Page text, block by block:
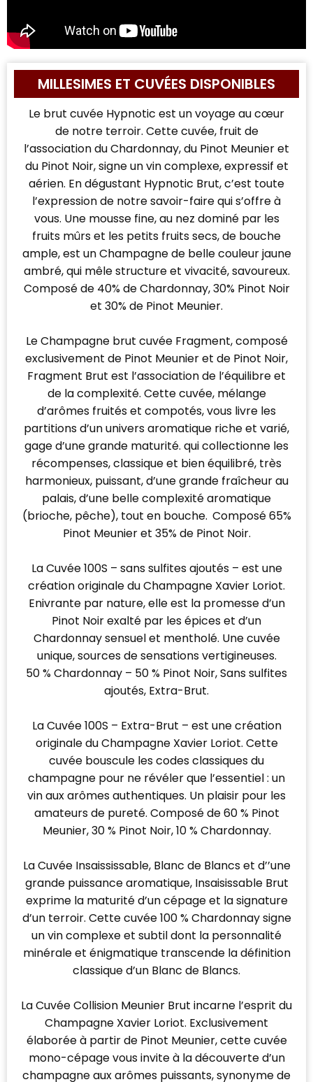
MILLESIMES ET CUVÉES DISPONIBLES
Le brut cuvée Hypnotic est un voyage au cœur
de notre terroir. Cette cuvée, fruit de
l’association du Chardonnay, du Pinot Meunier et
du Pinot Noir, signe un vin complexe, expressif et
aérien. En dégustant Hypnotic Brut, c’est toute
l’expression de notre savoir-faire qui s’offre à
vous. Une mousse fine, au nez dominé par les
fruits mûrs et les petits fruits secs, de bouche
ample, est un Champagne de belle couleur jaune
ambré, qui mêle structure et vivacité, savoureux.
Composé de 40% de Chardonnay, 30% Pinot Noir
et 30% de Pinot Meunier.
Le Champagne brut cuvée Fragment, composé
exclusivement de Pinot Meunier et de Pinot Noir,
Fragment Brut est l’association de l’équilibre et
de la complexité. Cette cuvée, mélange
d’arômes fruités et compotés, vous livre les
partitions d’un univers aromatique riche et varié,
gage d’une grande maturité. qui collectionne les
récompenses, classique et bien équilibré, très
harmonieux, puissant, d’une grande fraîcheur au
palais, d’une belle complexité aromatique
(brioche, pêche), tout en bouche. Composé 65%
Pinot Meunier et 35% de Pinot Noir.
La Cuvée 100S – sans sulfites ajoutés – est une
création originale du Champagne Xavier Loriot.
Enivrante par nature, elle est la promesse d’un
Pinot Noir exalté par les épices et d’un
Chardonnay sensuel et mentholé. Une cuvée
unique, sources de sensations vertigineuses.
50 % Chardonnay – 50 % Pinot Noir, Sans sulfites
ajoutés, Extra-Brut.
La Cuvée 100S – Extra-Brut – est une création
originale du Champagne Xavier Loriot. Cette
cuvée bouscule les codes classiques du
champagne pour ne révéler que l’essentiel : un
vin aux arômes authentiques. Un plaisir pour les
amateurs de pureté. Composé de 60 % Pinot
Meunier, 30 % Pinot Noir, 10 % Chardonnay.
La Cuvée Insaississable, Blanc de Blancs et d’’une
grande puissance aromatique, Insaisissable Brut
exprime la maturité d’un cépage et la signature
d’un terroir. Cette cuvée 100 % Chardonnay signe
un vin complexe et subtil dont la personnalité
minérale et énigmatique transcende la définition
classique d’un Blanc de Blancs.
La Cuvée Collision Meunier Brut incarne l’esprit du
Champagne Xavier Loriot. Exclusivement
élaborée à partir de Pinot Meunier, cette cuvée
mono-cépage vous invite à la découverte d’un
champagne aux arômes puissants, synonyme de